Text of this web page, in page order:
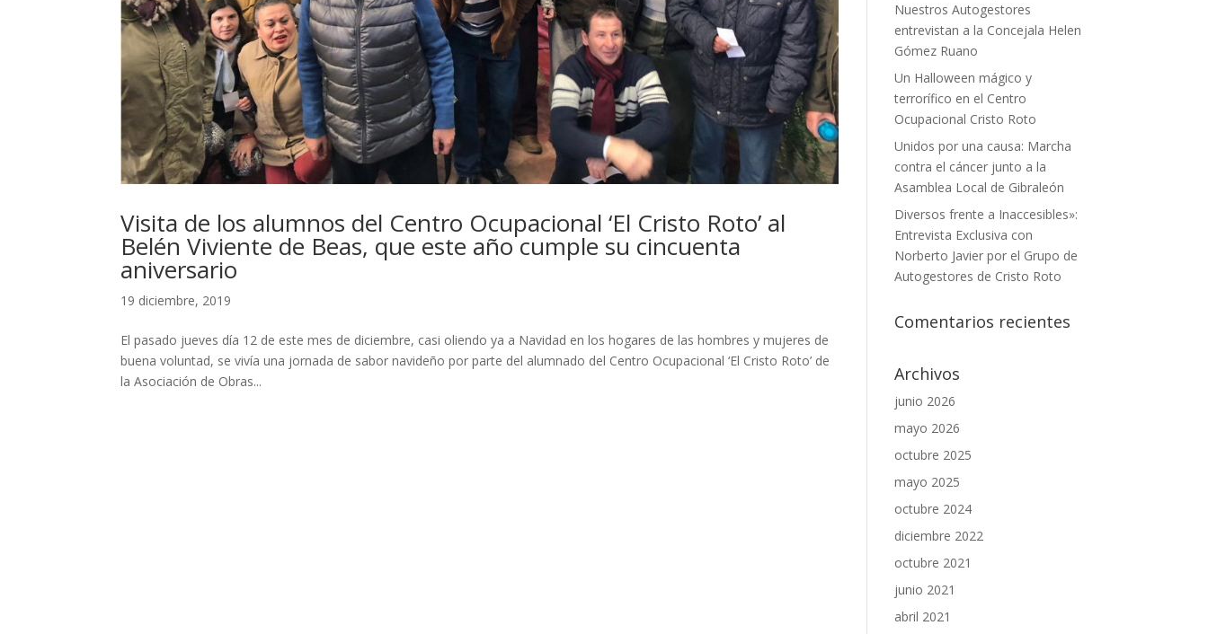
Visita de los alumnos del Centro Ocupacional ‘El Cristo Roto’ al
Belén Viviente de Beas, que este año cumple su cincuenta
aniversario
19 diciembre, 2019
El pasado jueves día 12 de este mes de diciembre, casi oliendo ya a Navidad en los hogares de las hombres y mujeres de
buena voluntad, se vivía una jornada de sabor navideño por parte del alumnado del Centro Ocupacional ‘El Cristo Roto’ de
la Asociación de Obras...
Nuestros Autogestores
entrevistan a la Concejala Helen
Gómez Ruano
Un Halloween mágico y
terrorífico en el Centro
Ocupacional Cristo Roto
Unidos por una causa: Marcha
contra el cáncer junto a la
Asamblea Local de Gibraleón
Diversos frente a Inaccesibles»:
Entrevista Exclusiva con
Norberto Javier por el Grupo de
Autogestores de Cristo Roto
Comentarios recientes
Archivos
junio 2026
mayo 2026
octubre 2025
mayo 2025
octubre 2024
diciembre 2022
octubre 2021
junio 2021
abril 2021